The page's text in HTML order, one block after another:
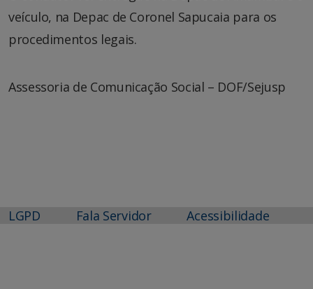
veículo, na Depac de Coronel Sapucaia para os
procedimentos legais.
Assessoria de Comunicação Social – DOF/Sejusp
LGPD Fala Servidor Acessibilidade